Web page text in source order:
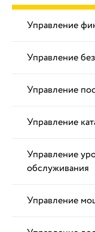
Управление
Управление
Управление
Управление
Управление
обслуживания
Управление